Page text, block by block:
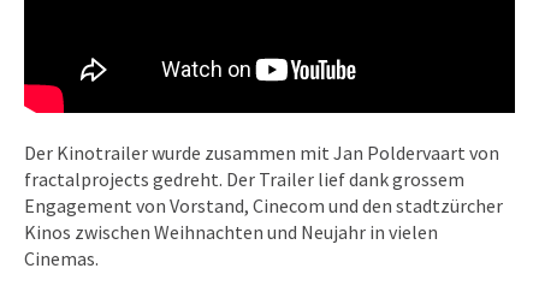
Der Kinotrailer wurde zusammen mit Jan Poldervaart von
fractalprojects gedreht. Der Trailer lief dank grossem
Engagement von Vorstand, Cinecom und den stadtzürcher
Kinos zwischen Weihnachten und Neujahr in vielen
Cinemas.